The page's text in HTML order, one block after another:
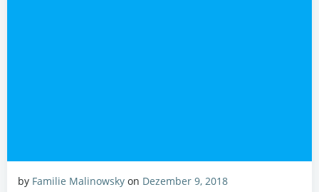
by Familie Malinowsky on Dezember 9, 2018